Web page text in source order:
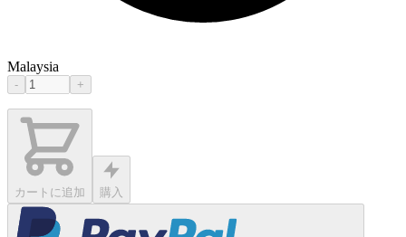
Malaysia
- +
カートに追加 購入